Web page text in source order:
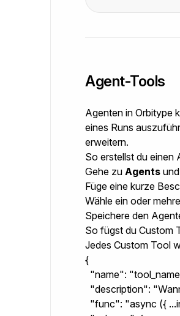
Agent-Tools
Agenten in Orbitype
eines Runs
erweitern.
So erstellst du einen
Gehe zu Agents
Füge eine kurze
Wähle ein oder
Speichere den
So fügst du Custom
Jedes Custom Tool
{
"name":
"description":
"func": "async ({